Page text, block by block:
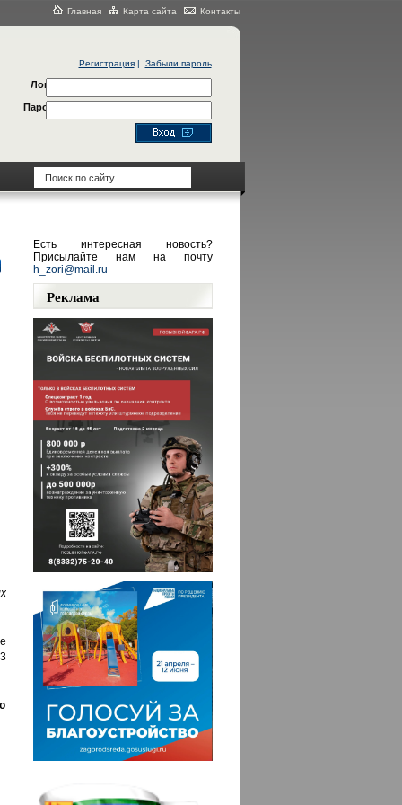
Главная Карта сайта Контакты
Регистрация| Забыли пароль
Логин
Пароль
Есть интересная новость?
Присылайте нам на почту
h_zori@mail.ru
Реклама